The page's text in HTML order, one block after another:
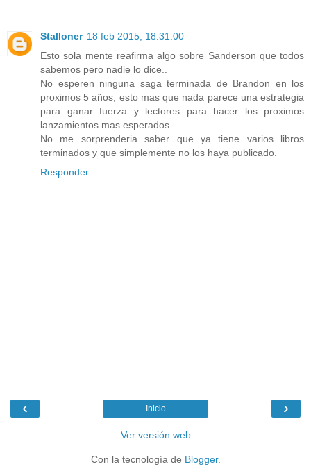
Stalloner 18 feb 2015, 18:31:00
Esto sola mente reafirma algo sobre Sanderson que todos
sabemos pero nadie lo dice..
No esperen ninguna saga terminada de Brandon en los
proximos 5 años, esto mas que nada parece una estrategia
para ganar fuerza y lectores para hacer los proximos
lanzamientos mas esperados...
No me sorprenderia saber que ya tiene varios libros
terminados y que simplemente no los haya publicado.
Responder
‹ ›
Inicio
Ver versión web
Con la tecnología de Blogger.